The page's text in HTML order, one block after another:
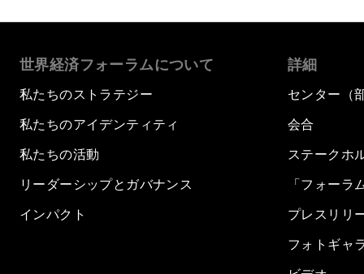
世界経済フォーラムについて
私たちのストラテジー
私たちのアイデンティティ
私たちの活動
リーダーシップとガバナンス
インパクト
詳細
センター（
会合
ステークホ
「フォーラ
プレスリリ
フォトギャ